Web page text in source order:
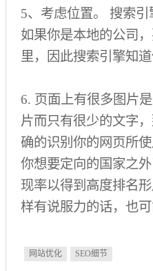
5、考虑位置。 搜索
如果你是本地的公司
里，因此搜索引擎知道
6. 页面上有很多图片
片而只有很少的文字
确的识别你的网页所
你想要定向的国家之
现率以得到高度排名
样有说服力的话，也
网站优化 SEO细节